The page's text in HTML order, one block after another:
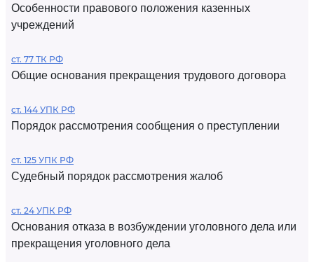
Особенности правового положения казенных
учреждений
ст. 77 ТК РФ
Общие основания прекращения трудового договора
ст. 144 УПК РФ
Порядок рассмотрения сообщения о преступлении
ст. 125 УПК РФ
Судебный порядок рассмотрения жалоб
ст. 24 УПК РФ
Основания отказа в возбуждении уголовного дела или
прекращения уголовного дела